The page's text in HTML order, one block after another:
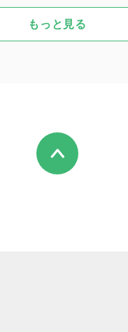
もっと見る